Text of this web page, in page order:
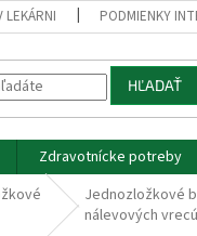
LEKÁRNI PODMIENKY
HĽADAŤ
Zdravotnícke potreby
Jednozložkové
nálevových